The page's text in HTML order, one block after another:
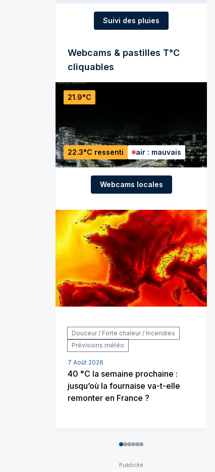
Suivi des pluies
Webcams & pastilles T°C
cliquables
21.9°C
22.3°C ressenti air : mauvais
Webcams locales
Douceur / Forte chaleur / Incendies
Prévisions météo
7 Août 2026
40 °C la semaine prochaine :
jusqu’où la fournaise va-t-elle
remonter en France ?
012345